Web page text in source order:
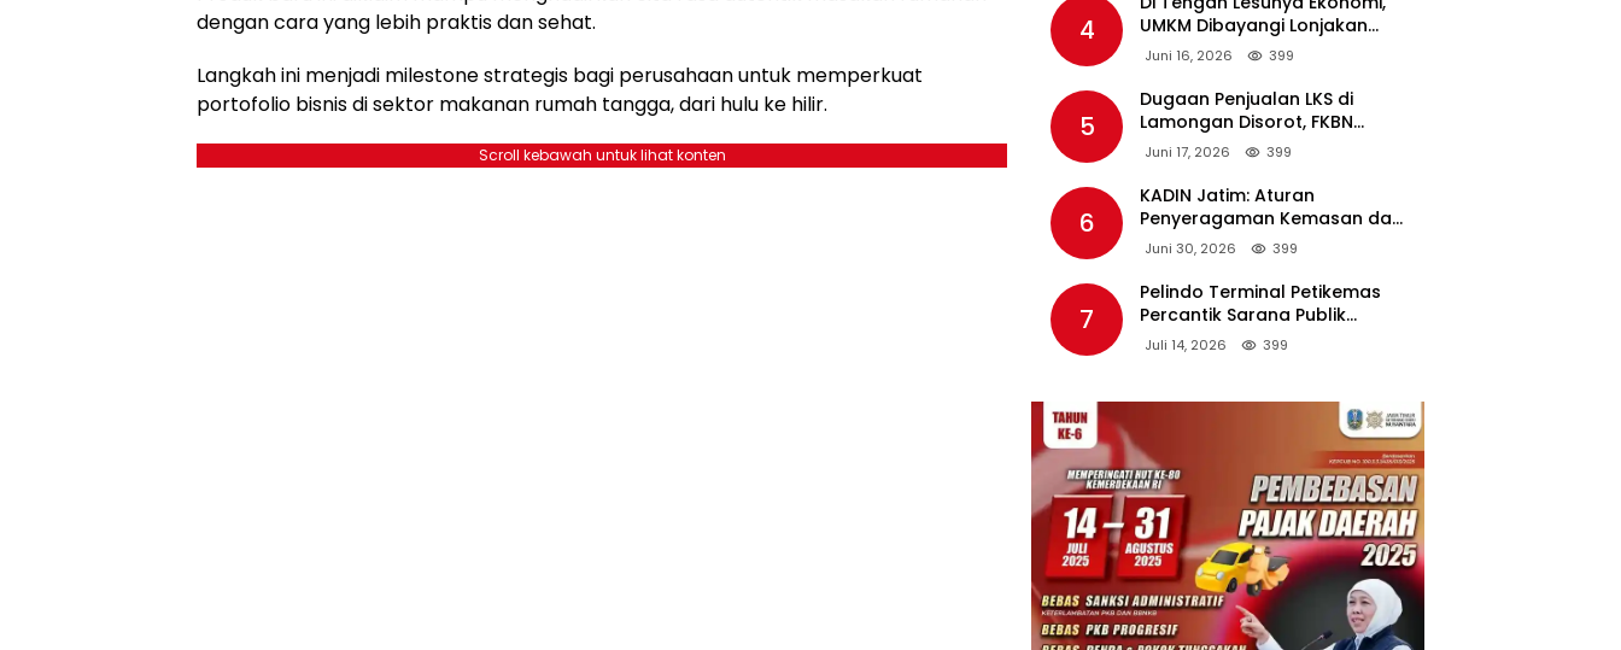
dengan cara yang lebih praktis dan sehat.
Langkah ini menjadi milestone strategis bagi perusahaan untuk memperkuat
portofolio bisnis di sektor makanan rumah tangga, dari hulu ke hilir.
Scroll kebawah untuk lihat konten
4
UMKM Dibayangi Lonjakan
Harga BBM Nonsubsidi
Juni 16, 2026 399
5
Dugaan Penjualan LKS di
Lamongan Disorot, FKBN
Minta APH dan Dinas
Juni 17, 2026 399
6
KADIN Jatim: Aturan
Penyeragaman Kemasan dan
Larangan Bahan Tambahan
Tembakau
Juni 30, 2026 399
7
Pelindo Terminal Petikemas
Percantik Sarana Publik
Warga Ring 1 Terminal Teluk
Juli 14, 2026 399